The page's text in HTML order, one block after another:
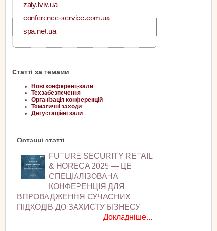
zaly.lviv.ua
conference-service.com.ua
spa.net.ua
Статті за темами
Нові конференц-зали
Техзабезпечення
Організація конференцій
Тематичні заходи
Дегустаційні зали
Останні статті
FUTURE SECURITY RETAIL
& HORECA 2025 — ЦЕ
СПЕЦІАЛІЗОВАНА
КОНФЕРЕНЦІЯ ДЛЯ
ВПРОВАДЖЕННЯ СУЧАСНИХ
ПІДХОДІВ ДО ЗАХИСТУ БІЗНЕСУ
Докладніше...